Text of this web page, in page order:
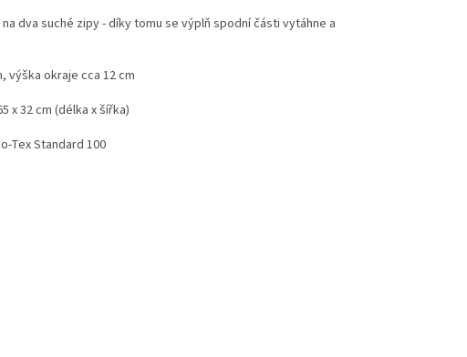
dva suché zipy - díky tomu se výplň spodní části vytáhne a
výška okraje cca 12 cm
x 32 cm (délka x šířka)
Tex Standard 100